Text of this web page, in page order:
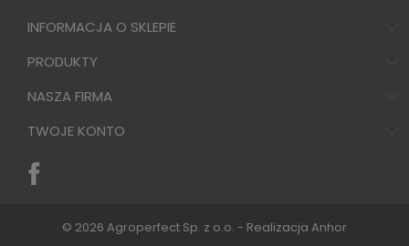
INFORMACJA O SKLEPIE
PRODUKTY
NASZA FIRMA
TWOJE KONTO
© 2026 Agroperfect Sp. z o.o. - Realizacja Anhor